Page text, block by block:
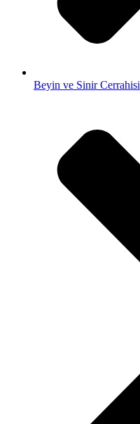
Beyin ve Sinir Cerrahisi